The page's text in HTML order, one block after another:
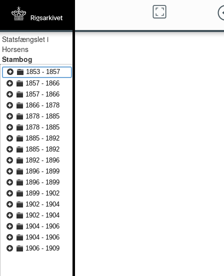
Statsfængslet i
Horsens
Stambog
1853 - 1857
1857 - 1866
1857 - 1866
1866 - 1878
1878 - 1885
1878 - 1885
1885 - 1892
1885 - 1892
1892 - 1896
1896 - 1899
1896 - 1899
1899 - 1902
1902 - 1904
1902 - 1904
1904 - 1906
1904 - 1906
1906 - 1909